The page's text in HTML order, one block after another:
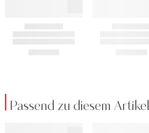
Passend zu diesem Artikel